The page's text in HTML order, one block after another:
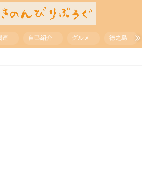
連 自己紹介 グルメ 徳之島